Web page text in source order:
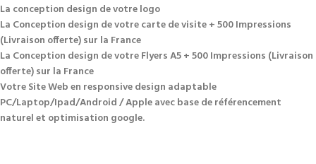
La conception design de votre logo
La Conception design de votre carte de visite + 500 Impressions
(Livraison offerte) sur la France
La Conception design de votre Flyers A5 + 500 Impressions (Livraison
offerte) sur la France
Votre Site Web en responsive design adaptable
PC/Laptop/Ipad/Android / Apple avec base de référencement
naturel et optimisation google.